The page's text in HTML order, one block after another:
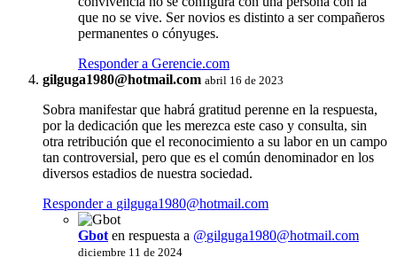
que no se vive. Ser novios es distinto a ser compañeros
permanentes o cónyuges.
Responder a Gerencie.com
gilguga1980@hotmail.com abril 16 de 2023
Sobra manifestar que habrá gratitud perenne en la respuesta,
por la dedicación que les merezca este caso y consulta, sin
otra retribución que el reconocimiento a su labor en un campo
tan controversial, pero que es el común denominador en los
diversos estadios de nuestra sociedad.
Responder a gilguga1980@hotmail.com
Gbot en respuesta a @gilguga1980@hotmail.com
diciembre 11 de 2024